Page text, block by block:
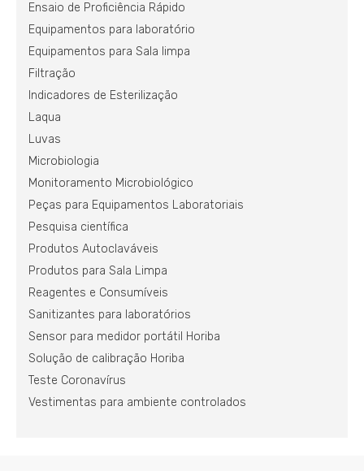
Ensaio de Proficiência Rápido
Equipamentos para laboratório
Equipamentos para Sala limpa
Filtração
Indicadores de Esterilização
Laqua
Luvas
Microbiologia
Monitoramento Microbiológico
Peças para Equipamentos Laboratoriais
Pesquisa científica
Produtos Autoclaváveis
Produtos para Sala Limpa
Reagentes e Consumíveis
Sanitizantes para laboratórios
Sensor para medidor portátil Horiba
Solução de calibração Horiba
Teste Coronavírus
Vestimentas para ambiente controlados